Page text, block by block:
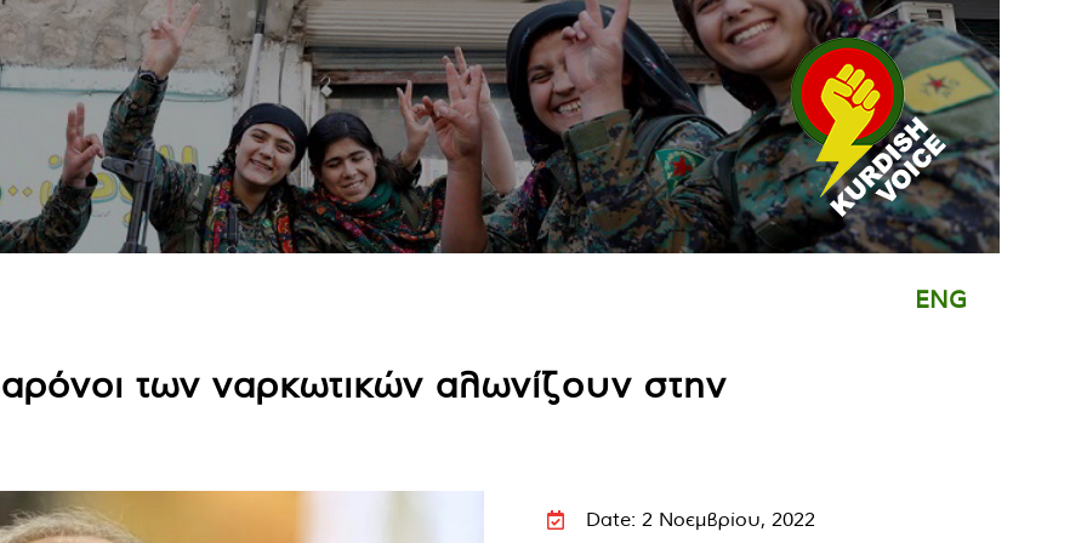
ENG
των ναρκωτικών αλωνίζουν στην
Date: 2 Νοεμβρίου, 2022